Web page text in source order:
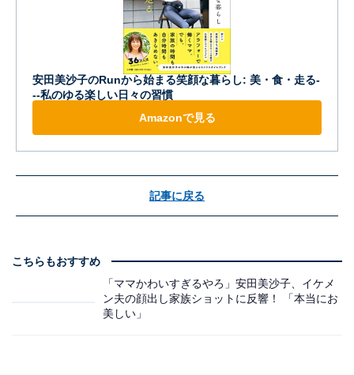
安田美沙子のRunから始まる笑顔な暮らし: 美・食・走る-
--私のゆる楽しい日々の習慣
Amazonで見る
記事に戻る
こちらもおすすめ
「ママかわいすぎるやろ」安田美沙子、イケメ
ン夫の顔出し家族ショットに反響！ 「本当にお
美しい」